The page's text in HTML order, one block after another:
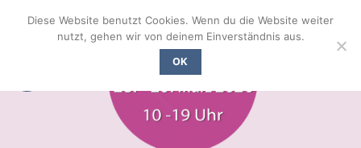
Inhalt
Diese Website benutzt Cookies. Wenn du die Website weiter
nutzt, gehen wir von deinem Einverständnis aus.
OK